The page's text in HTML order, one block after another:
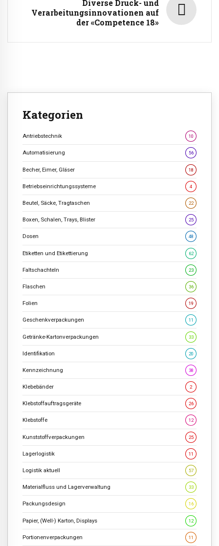
Diverse Druck- und
Verarbeitungsinnovationen auf
der «Competence 18»
Kategorien
Antriebstechnik 10
Automatisierung 56
Becher, Eimer, Gläser 18
Betriebseinrichtungssysteme 4
Beutel, Säcke, Tragtaschen 22
Boxen, Schalen, Trays, Blister 25
Dosen 48
Etiketten und Etikettierung 62
Faltschachteln 23
Flaschen 36
Folien 19
Geschenkverpackungen 11
Getränke-Kartonverpackungen 33
Identifikation 20
Kennzeichnung 38
Klebebänder 2
Klebstoffauftragsgeräte 26
Klebstoffe 12
Kunststoffverpackungen 25
Lagerlogistik 11
Logistik aktuell 57
Materialfluss und Lagerverwaltung 33
Packungsdesign 16
Papier, (Well-) Karton, Displays 12
Portionenverpackungen 11